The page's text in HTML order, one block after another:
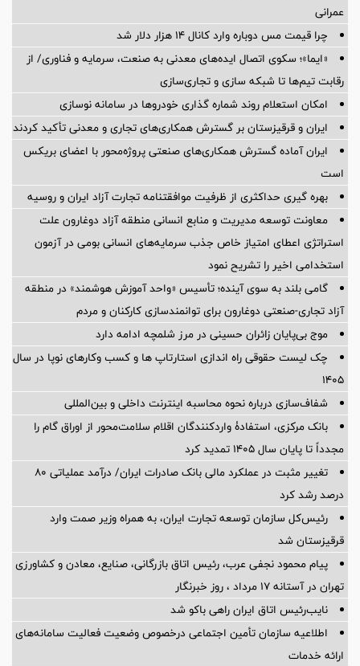
عمرانی
چرا قیمت مس دوباره وارد کانال ۱۴ هزار دلار شد
«ایما»؛ سکوی اتصال ایده‌های معدنی به صنعت، سرمایه و فناوری/ از
رقابت تیم‌ها تا شبکه سازی و تجاری‌سازی
امکان استعلام روند شماره گذاری خودروها در سامانه نوسازی
ایران و قرقیزستان بر گسترش همکاری‌های تجاری و معدنی تأکید کردند
ایران آماده گسترش همکاری‌های صنعتی پروژه‌محور با اعضای بریکس
است
بهره گیری حداکثری از ظرفیت موافقتنامه تجارت آزاد ایران و روسیه
معاونت توسعه مدیریت و منابع انسانی منطقه آزاد دوغارون علت
استراتژی اعطای امتیاز خاص جذب سرمایه‌های انسانی بومی در آزمون
استخدامی اخیر را تشریح نمود
گامی بلند به سوی آینده؛ تأسیس «واحد آموزش هوشمند» در منطقه
آزاد تجاری-صنعتی دوغارون برای توانمندسازی کارکنان و مردم
موج بی‌پایان زائران حسینی در مرز شلمچه ادامه دارد
چک لیست حقوقی راه اندازی استارتاپ ها و کسب وکارهای نوپا در سال
۱۴۰۵
شفاف‌سازی درباره نحوه محاسبه اینترنت داخلی و بین‌المللی
بانک مرکزی، استفادۀ واردکنندگان اقلام سلامت‌محور از اوراق گام را
مجدداً تا پایان سال ۱۴۰۵ تمدید کرد
تغییر مثبت در عملکرد مالی بانک صادرات ایران/ درآمد عملیاتی 80
درصد رشد کرد
رئیس‌کل سازمان توسعه تجارت ایران، به همراه وزیر صمت وارد
قرقیزستان شد
پیام محمود نجفی عرب، رئیس اتاق بازرگانی، صنایع، معادن و کشاورزی
تهران در آستانه 17 مرداد ، روز خبرنگار
نایب‌رئیس اتاق ایران راهی باکو شد
اطلاعیه سازمان تأمین اجتماعی درخصوص وضعیت فعالیت سامانه‌های
ارائه خدمات